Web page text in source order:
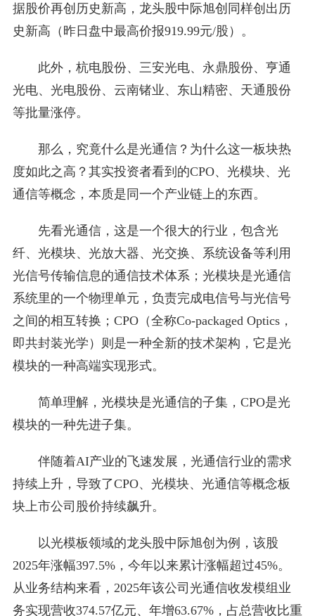
据股价再创历史新高，龙头股中际旭创同样创出历
史新高（昨日盘中最高价报919.99元/股）。
此外，杭电股份、三安光电、永鼎股份、亨通
光电、光电股份、云南锗业、东山精密、天通股份
等批量涨停。
那么，究竟什么是光通信？为什么这一板块热
度如此之高？其实投资者看到的CPO、光模块、光
通信等概念，本质是同一个产业链上的东西。
先看光通信，这是一个很大的行业，包含光
纤、光模块、光放大器、光交换、系统设备等利用
光信号传输信息的通信技术体系；光模块是光通信
系统里的一个物理单元，负责完成电信号与光信号
之间的相互转换；CPO（全称Co-packaged Optics，
即共封装光学）则是一种全新的技术架构，它是光
模块的一种高端实现形式。
简单理解，光模块是光通信的子集，CPO是光
模块的一种先进子集。
伴随着AI产业的飞速发展，光通信行业的需求
持续上升，导致了CPO、光模块、光通信等概念板
块上市公司股价持续飙升。
以光模板领域的龙头股中际旭创为例，该股
2025年涨幅397.5%，今年以来累计涨幅超过45%。
从业务结构来看，2025年该公司光通信收发模组业
务实现营收374.57亿元、年增63.67%，占总营收比重